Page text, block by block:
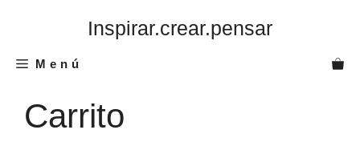
Inspirar.crear.pensar
Menú
Carrito